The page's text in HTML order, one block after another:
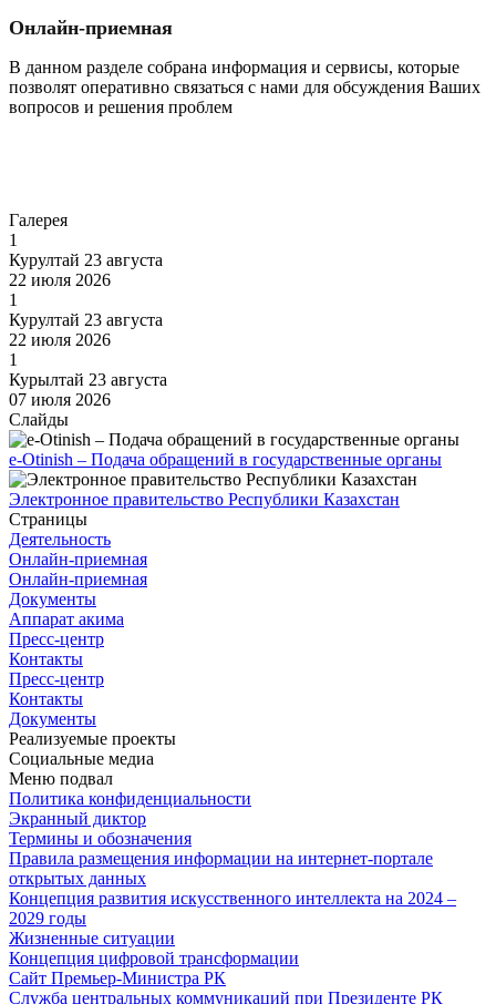
Онлайн-приемная
В данном разделе собрана информация и сервисы, которые
позволят оперативно связаться с нами для обсуждения Ваших
вопросов и решения проблем
Галерея
1
Курултай 23 августа
22 июля 2026
1
Курултай 23 августа
22 июля 2026
1
Курылтай 23 августа
07 июля 2026
Слайды
e-Otinish – Подача обращений в государственные органы
Электронное правительство Республики Казахстан
Страницы
Деятельность
Онлайн-приемная
Онлайн-приемная
Документы
Аппарат акима
Пресс-центр
Контакты
Пресс-центр
Контакты
Документы
Реализуемые проекты
Социальные медиа
Меню подвал
Политика конфиденциальности
Экранный диктор
Термины и обозначения
Правила размещения информации на интернет-портале
открытых данных
Концепция развития искусственного интеллекта на 2024 –
2029 годы
Жизненные ситуации
Концепция цифровой трансформации
Сайт Премьер-Министра РК
Служба центральных коммуникаций при Президенте РК